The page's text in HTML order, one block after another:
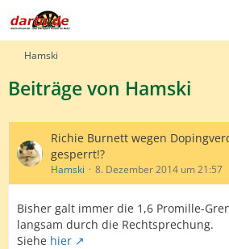
Hamski
Beiträge von Hamski
Richie Burnett wegen
gesperrt!?
Hamski 8. Dezember 2014 um 21:57
Bisher galt immer die 1,6 Promille-
langsam durch die Rechtsprechung.
Siehe hier